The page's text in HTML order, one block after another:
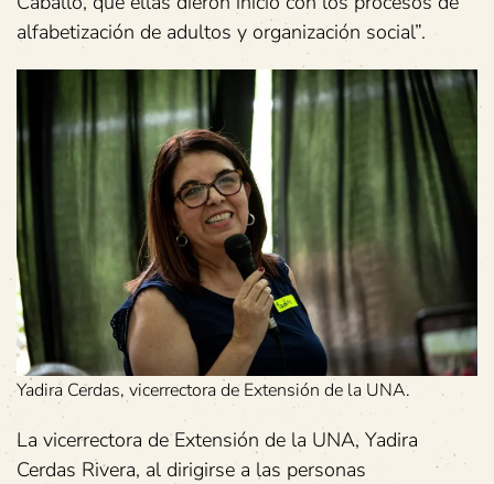
alfabetización de adultos y organización social”.
Yadira Cerdas, vicerrectora de Extensión de la UNA.
La vicerrectora de Extensión de la UNA, Yadira
Cerdas Rivera, al dirigirse a las personas